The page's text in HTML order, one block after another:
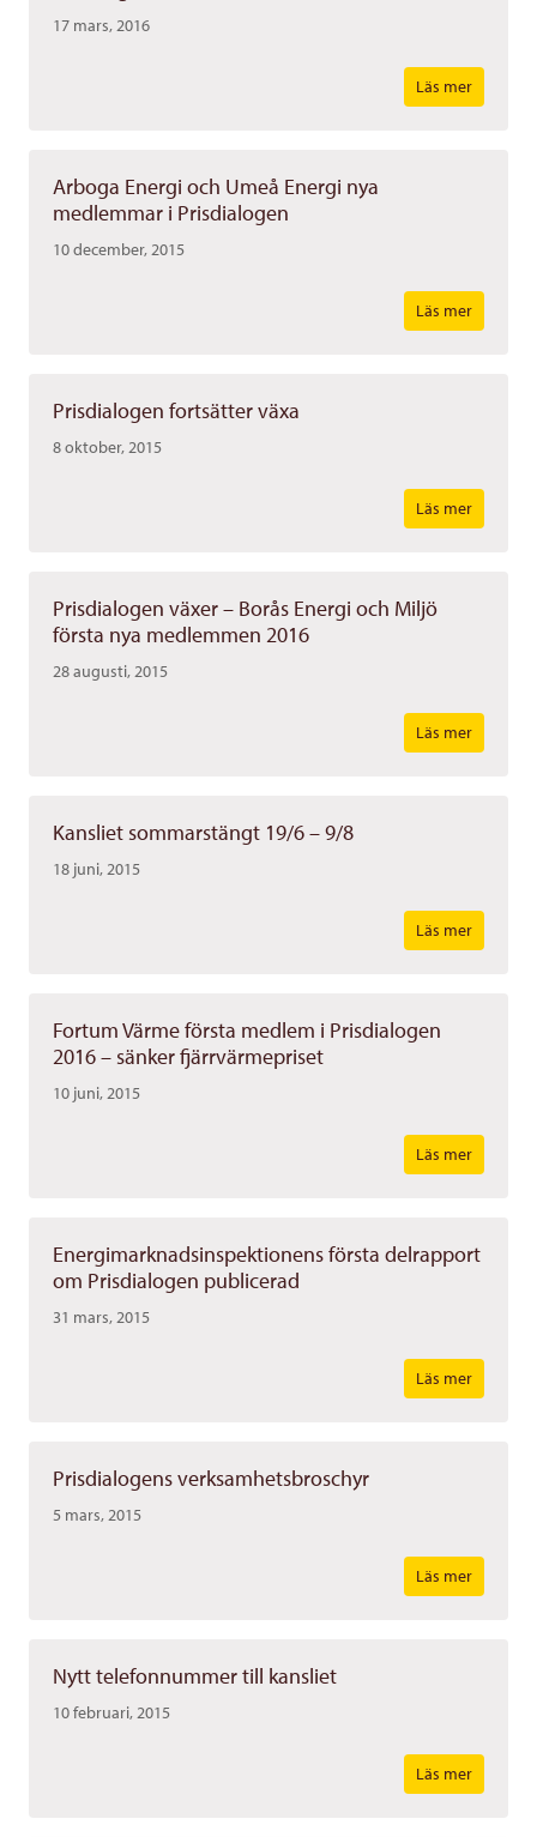
17 mars, 2016
Läs mer
Arboga Energi och Umeå Energi nya
medlemmar i Prisdialogen
10 december, 2015
Läs mer
Prisdialogen fortsätter växa
8 oktober, 2015
Läs mer
Prisdialogen växer – Borås Energi och Miljö
första nya medlemmen 2016
28 augusti, 2015
Läs mer
Kansliet sommarstängt 19/6 – 9/8
18 juni, 2015
Läs mer
Fortum Värme första medlem i Prisdialogen
2016 – sänker fjärrvärmepriset
10 juni, 2015
Läs mer
Energimarknadsinspektionens första delrapport
om Prisdialogen publicerad
31 mars, 2015
Läs mer
Prisdialogens verksamhetsbroschyr
5 mars, 2015
Läs mer
Nytt telefonnummer till kansliet
10 februari, 2015
Läs mer